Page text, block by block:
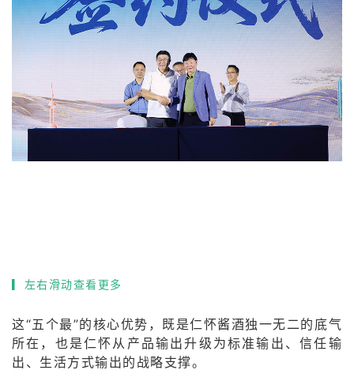
▎左右滑动查看更多
这“五个最”的核心优势，既是仁怀酱酒独一无二的底气
所在，也是仁怀从产品输出升级为标准输出、信任输
出、生活方式输出的战略支撑。